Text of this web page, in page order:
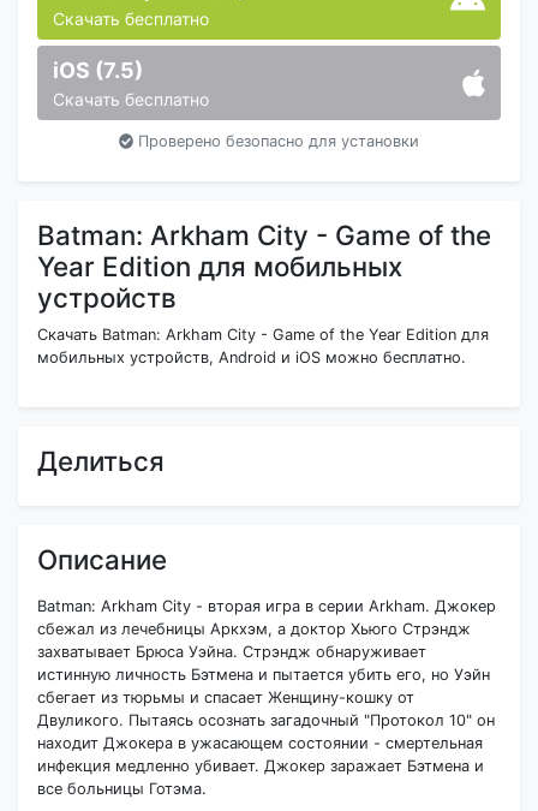
Скачать бесплатно
iOS (7.5)
Скачать бесплатно
Проверено безопасно для установки
Batman: Arkham City - Game of the
Year Edition для мобильных
устройств
Скачать Batman: Arkham City - Game of the Year Edition для
мобильных устройств, Android и iOS можно бесплатно.
Делиться
Описание
Batman: Arkham City - вторая игра в серии Arkham. Джокер
сбежал из лечебницы Аркхэм, а доктор Хьюго Стрэндж
захватывает Брюса Уэйна. Стрэндж обнаруживает
истинную личность Бэтмена и пытается убить его, но Уэйн
сбегает из тюрьмы и спасает Женщину-кошку от
Двуликого. Пытаясь осознать загадочный "Протокол 10" он
находит Джокера в ужасающем состоянии - смертельная
инфекция медленно убивает. Джокер заражает Бэтмена и
все больницы Готэма.